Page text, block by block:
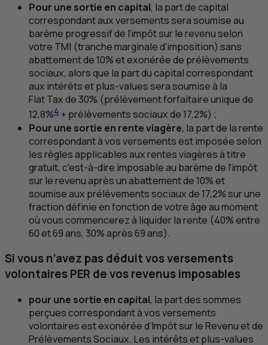
Pour une sortie en capital, la part de capital
correspondant aux versements sera soumise au
barème progressif de l’impôt sur le revenu selon
votre TMI (tranche marginale d’imposition) sans
abattement de 10% et exonérée de prélèvements
sociaux, alors que la part du capital correspondant
aux intérêts et plus-values sera soumise à la
Flat Taxde 30% (prélèvement forfaitaire unique de
12,8%4 + prélèvements sociaux de 17,2%) ;
Pour une sortie en rente viagère, la part de la rente
correspondant à vos versements est imposée selon
les règles applicables aux rentes viagères à titre
gratuit, c'est-à-dire imposable au barème de l'impôt
sur le revenu après un abattement de 10% et
soumise aux prélèvements sociaux de 17,2% sur une
fraction définie en fonction de votre âge au moment
où vous commencerez à liquider la rente (40% entre
60 et 69 ans, 30% après 69 ans).
Si vous n’avez pas déduit vos versements
volontairesPER de vos revenus imposables
pour une sortie en capital, la part des sommes
perçues correspondant à vos versements
volontaires est exonérée d’Impôt sur le Revenu et de
Prélèvements Sociaux. Les intérêts et plus-values